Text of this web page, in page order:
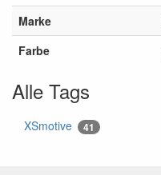
Marke
Farbe
Alle Tags
XSmotive 41